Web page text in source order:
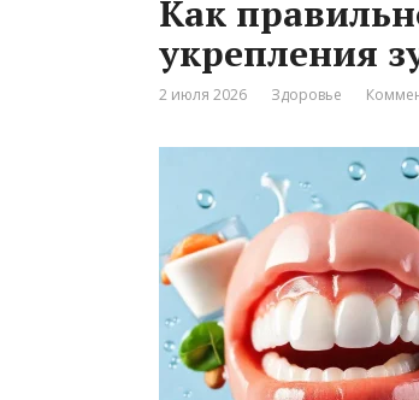
Как
укрепления
2 июля 2026 Здоровье